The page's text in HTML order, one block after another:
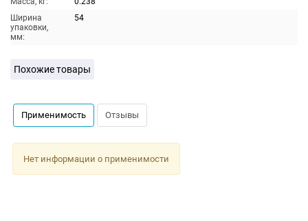
Ширина
упаковки,
мм:
54
Похожие товары
Применимость Отзывы
Нет информации о применимости